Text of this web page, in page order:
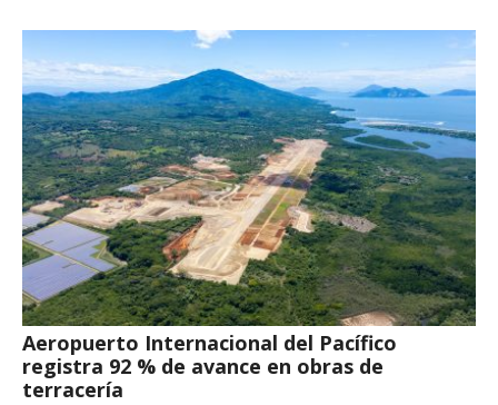
Aeropuerto Internacional del Pacífico
registra 92 % de avance en obras de
terracería